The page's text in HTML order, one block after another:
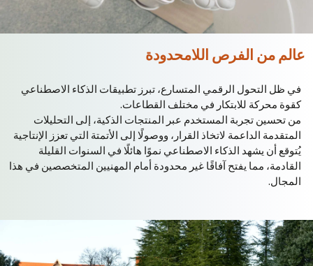
عالم من الفرص اللامحدودة
في ظل التحول الرقمي المتسارع، تبرز تطبيقات الذكاء الاصطناعي
كقوة محركة للابتكار في مختلف القطاعات.
من تحسين تجربة المستخدم عبر المنتجات الذكية، إلى التحليلات
المتقدمة الداعمة لاتخاذ القرار، ووصولًا إلى الأتمتة التي تعزز الإنتاجية
يُتوقع أن يشهد الذكاء الاصطناعي نموًا هائلًا في السنوات القليلة
القادمة، مما يفتح آفاقًا غير محدودة أمام المهنيين المتخصصين في هذا
المجال.